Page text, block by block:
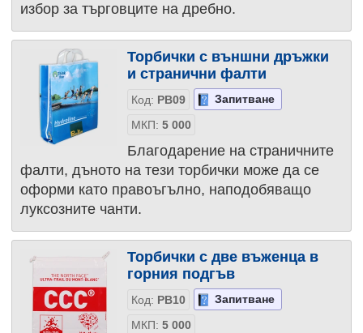
избор за търговците на дребно.
Торбички с външни дръжки
и странични фалти
Код: PB09
Запитване
МКП: 5 000
Благодарение на страничните
фалти, дъното на тези торбички може да се
оформи като правоъгълно, наподобяващо
луксозните чанти.
Торбички с две въженца в
горния подгъв
Код: PB10
Запитване
МКП: 5 000